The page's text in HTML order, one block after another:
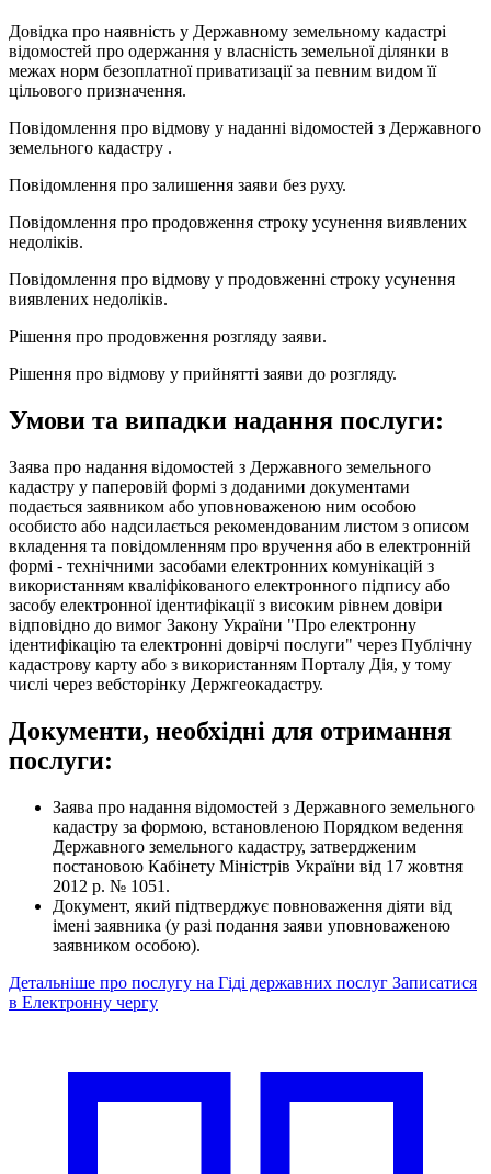
Довідка про наявність у Державному земельному кадастрі
відомостей про одержання у власність земельної ділянки в
межах норм безоплатної приватизації за певним видом її
цільового призначення.
Повідомлення про відмову у наданні відомостей з Державного
земельного кадастру .
Повідомлення про залишення заяви без руху.
Повідомлення про продовження строку усунення виявлених
недоліків.
Повідомлення про відмову у продовженні строку усунення
виявлених недоліків.
Рішення про продовження розгляду заяви.
Рішення про відмову у прийнятті заяви до розгляду.
Умови та випадки надання послуги:
Заява про надання відомостей з Державного земельного
кадастру у паперовій формі з доданими документами
подається заявником або уповноваженою ним особою
особисто або надсилається рекомендованим листом з описом
вкладення та повідомленням про вручення або в електронній
формі - технічними засобами електронних комунікацій з
використанням кваліфікованого електронного підпису або
засобу електронної ідентифікації з високим рівнем довіри
відповідно до вимог Закону України "Про електронну
ідентифікацію та електронні довірчі послуги" через Публічну
кадастрову карту або з використанням Порталу Дія, у тому
числі через вебсторінку Держгеокадастру.
Документи, необхідні для отримання
послуги:
Заява про надання відомостей з Державного земельного
кадастру за формою, встановленою Порядком ведення
Державного земельного кадастру, затвердженим
постановою Кабінету Міністрів України від 17 жовтня
2012 р. № 1051.
Документ, який підтверджує повноваження діяти від
імені заявника (у разі подання заяви уповноваженою
заявником особою).
Детальніше про послугу на Гіді державних послуг Записатися
в Електронну чергу